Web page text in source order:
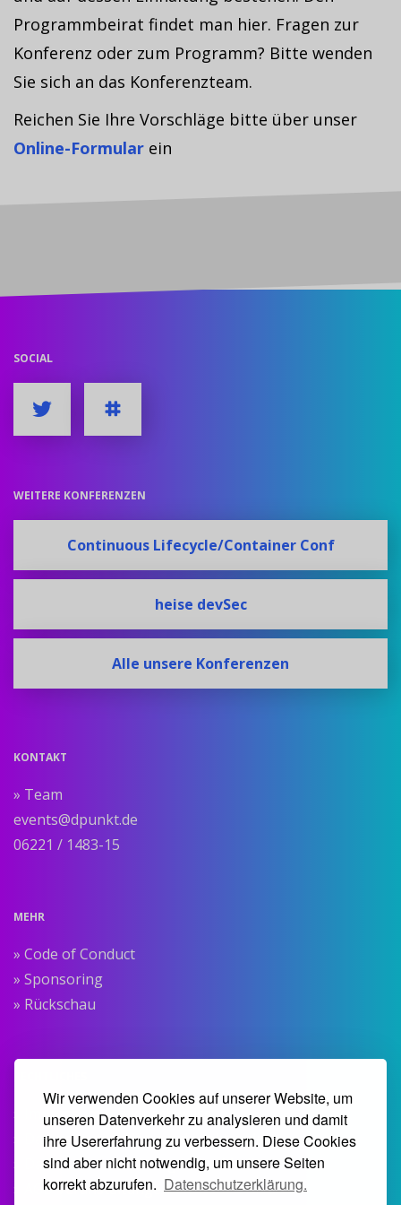
Wir verwenden Cookies auf unserer Website, um
unseren Datenverkehr zu analysieren und damit
ihre Usererfahrung zu verbessern. Diese Cookies
sind aber nicht notwendig, um unsere Seiten
korrekt abzurufen. Datenschutzerklärung.
Programmbeirat findet man hier. Fragen zur
Konferenz oder zum Programm? Bitte wenden
Sie sich an das Konferenzteam.
Reichen Sie Ihre Vorschläge bitte über unser
Online-Formular ein
SOCIAL
WEITERE KONFERENZEN
Continuous Lifecycle/Container Conf
heise devSec
Alle unsere Konferenzen
KONTAKT
» Team
events@dpunkt.de
06221 / 1483-15
MEHR
» Code of Conduct
» Sponsoring
» Rückschau
» Impressum & Bildnachweise
» Datenschutzerklärung dpunkt.verlag
» Datenschutzerklärung Heise Medien
» AGB Veranstaltungen